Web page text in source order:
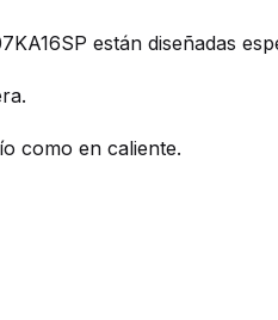
están diseñadas
como en caliente.